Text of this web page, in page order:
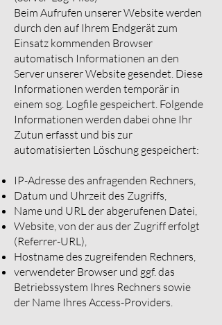
Beim Aufrufen unserer Website werden
durch den auf Ihrem Endgerät zum
Einsatz kommenden Browser
automatisch Informationen an den
Server unserer Website gesendet. Diese
Informationen werden temporär in
einem sog. Logfile gespeichert. Folgende
Informationen werden dabei ohne Ihr
Zutun erfasst und bis zur
automatisierten Löschung gespeichert:
IP-Adresse des anfragenden Rechners,
Datum und Uhrzeit des Zugriffs,
Name und URL der abgerufenen Datei,
Website, von der aus der Zugriff erfolgt
(Referrer-URL),
Hostname des zugreifenden Rechners,
verwendeter Browser und ggf. das
Betriebssystem Ihres Rechners sowie
der Name Ihres Access-Providers.